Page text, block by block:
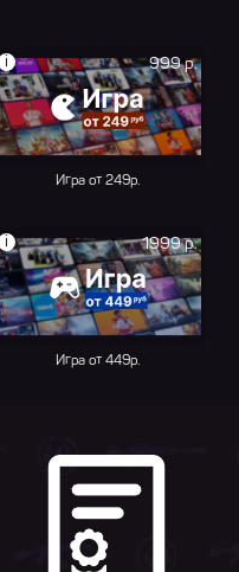
999 р.
i
Игра от 249р.
1999 р.
i
Игра от 449р.